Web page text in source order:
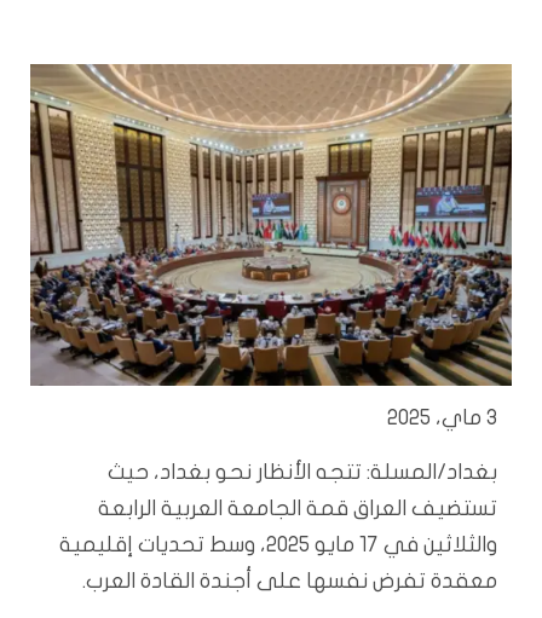
3 ماي، 2025
بغداد/المسلة: تتجه الأنظار نحو بغداد، حيث
تستضيف العراق قمة الجامعة العربية الرابعة
والثلاثين في 17 مايو 2025، وسط تحديات إقليمية
معقدة تفرض نفسها على أجندة القادة العرب.